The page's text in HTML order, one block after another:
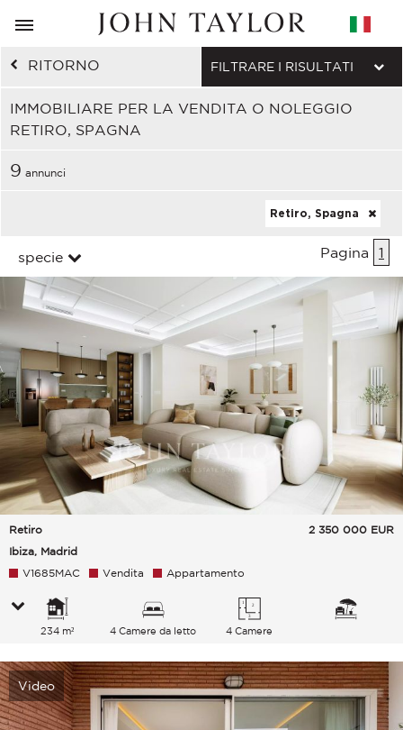
RITORNO
IMMOBILIARE PER LA VENDITA O NOLEGGIO
RETIRO, SPAGNA
FILTRARE I RISULTATI
9 annunci
Retiro, Spagna
specie Pagina 1
Retiro
Ibiza, Madrid
2 350 000 EUR
V1685MAC Vendita Appartamento
234 m² 4 Camere da letto 4 Camere
Video